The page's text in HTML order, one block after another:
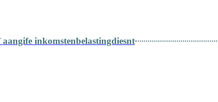
inkomstenbelastingdiesnt